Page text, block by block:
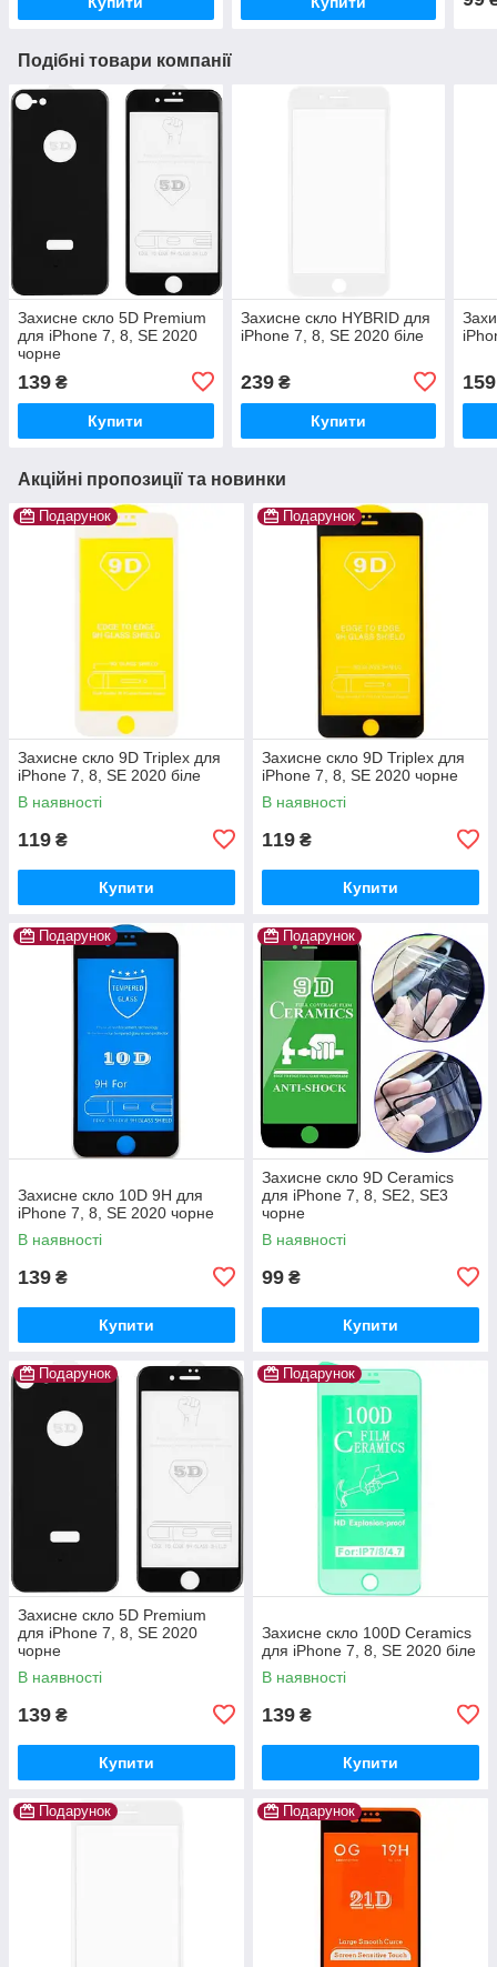
Подібні товари компанії
Захисне скло 5D Premium
для iPhone 7, 8, SE 2020
чорне
139 ₴
Купити
Захисне скло HYBRID для
iPhone 7, 8, SE 2020 біле
239₴
Купити
159
Акційні пропозиції та новинки
Подарунок
Захисне скло 9D Triplex для
iPhone 7, 8, SE 2020 біле
В наявності
119 ₴
Купити
Подарунок
Захисне скло 9D Triplex для
iPhone 7, 8, SE 2020 чорне
В наявності
119 ₴
Купити
Подарунок
Захисне скло 10D 9H для
iPhone 7, 8, SE 2020 чорне
В наявності
139 ₴
Купити
Подарунок
Захисне скло 9D Ceramics
для iPhone 7, 8, SE2, SE3
чорне
В наявності
99 ₴
Купити
Подарунок
Захисне скло 5D Premium
для iPhone 7, 8, SE 2020
чорне
В наявності
139 ₴
Купити
Подарунок
Захисне скло 100D Ceramics
для iPhone 7, 8, SE 2020 біле
В наявності
139 ₴
Купити
Подарунок Подарунок